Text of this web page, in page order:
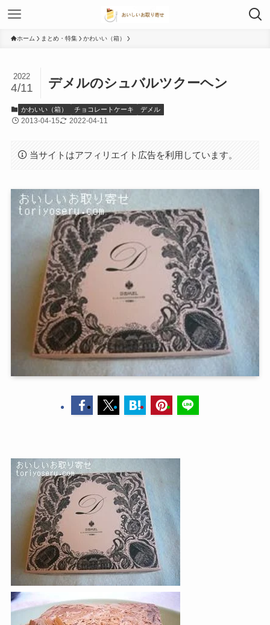
ホーム まとめ・特集 かわいい（箱）
デメルのシュバルツクーヘン
2022
4/11
かわいい（箱） チョコレートケーキ デメル
2013-04-15 2022-04-11
当サイトはアフィリエイト広告を利用しています。